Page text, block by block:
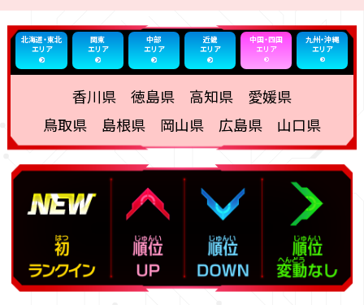
北海道・東北
エリア
関東
エリア
中部
エリア
近畿
エリア
中国・四国
エリア
九州・沖縄
エリア
香川県 徳島県 高知県 愛媛県
鳥取県 島根県 岡山県 広島県 山口県